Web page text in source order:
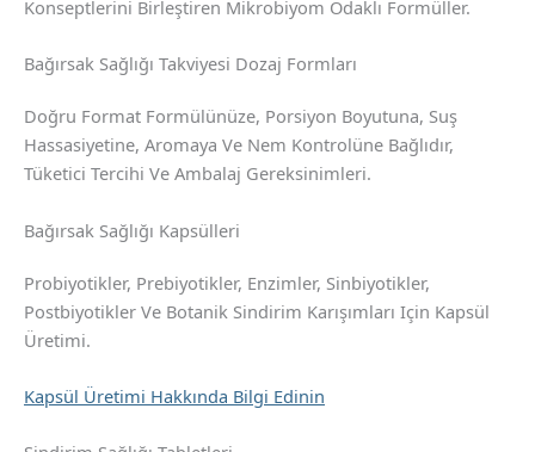
Konseptlerini Birleştiren Mikrobiyom Odaklı Formüller.
Bağırsak Sağlığı Takviyesi Dozaj Formları
Doğru Format Formülünüze, Porsiyon Boyutuna, Suş
Hassasiyetine, Aromaya Ve Nem Kontrolüne Bağlıdır,
Tüketici Tercihi Ve Ambalaj Gereksinimleri.
Bağırsak Sağlığı Kapsülleri
Probiyotikler, Prebiyotikler, Enzimler, Sinbiyotikler,
Postbiyotikler Ve Botanik Sindirim Karışımları Için Kapsül
Üretimi.
Kapsül Üretimi Hakkında Bilgi Edinin